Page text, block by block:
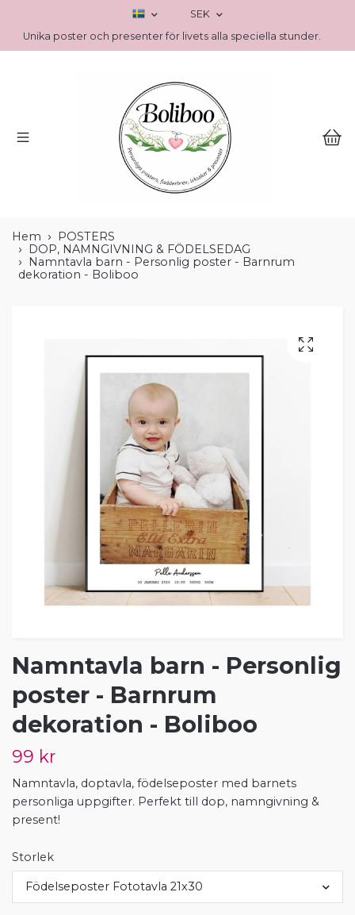
SEK
Unika poster och presenter för livets alla speciella stunder.
Hem
POSTERS
DOP, NAMNGIVNING & FÖDELSEDAG
Namntavla barn - Personlig poster - Barnrum
dekoration - Boliboo
Namntavla barn - Personlig
poster - Barnrum
dekoration - Boliboo
99 kr
Namntavla, doptavla, födelseposter med barnets
personliga uppgifter. Perfekt till dop, namngivning &
present!
Storlek
Födelseposter Fototavla 21x30